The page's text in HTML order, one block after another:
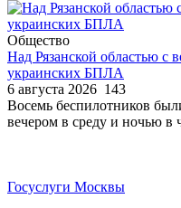
Общество
Над Рязанской областью с
украинских БПЛА
6 августа 2026 143
Восемь беспилотников
вечером в среду и ночью в
Госуслуги Москвы